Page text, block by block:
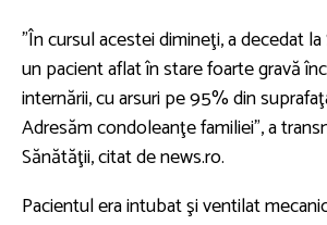
”În cursul acestei dimineţi, a decedat
un pacient aflat în stare foarte gravă
internării, cu arsuri pe 95% din
Adresăm condoleanţe familiei”, a
Sănătăţii, citat de news.ro.
Pacientul era intubat şi ventilat